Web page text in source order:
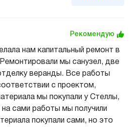
Рекомендую
нам капитальный ремонт в
мы санузел, две
веранды. Все работы
с проектом,
мы покупали у Стеллы,
на сами работы мы получили
покупали сами, но это